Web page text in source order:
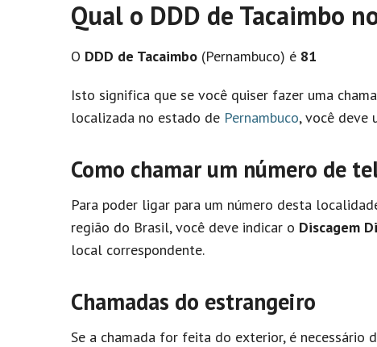
Qual o DDD de Tacaimbo
O DDD de Tacaimbo (Pernambuco) é 81
Isto significa que se você quiser fazer uma
localizada no estado de Pernambuco, você deve
Como chamar um número de
Para poder ligar para um número desta
região do Brasil, você deve indicar o Discagem
local correspondente.
Chamadas do estrangeiro
Se a chamada for feita do exterior, é necessário